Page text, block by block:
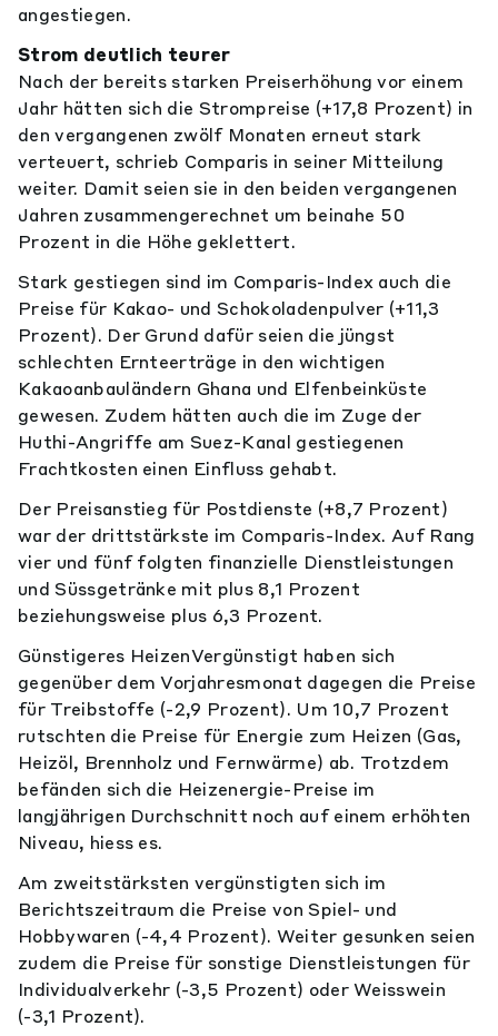
angestiegen.
Strom deutlich teurer
Nach der bereits starken Preiserhöhung vor einem
Jahr hätten sich die Strompreise (+17,8 Prozent) in
den vergangenen zwölf Monaten erneut stark
verteuert, schrieb Comparis in seiner Mitteilung
weiter. Damit seien sie in den beiden vergangenen
Jahren zusammengerechnet um beinahe 50
Prozent in die Höhe geklettert.
Stark gestiegen sind im Comparis-Index auch die
Preise für Kakao- und Schokoladenpulver (+11,3
Prozent). Der Grund dafür seien die jüngst
schlechten Ernteerträge in den wichtigen
Kakaoanbauländern Ghana und Elfenbeinküste
gewesen. Zudem hätten auch die im Zuge der
Huthi-Angriffe am Suez-Kanal gestiegenen
Frachtkosten einen Einfluss gehabt.
Der Preisanstieg für Postdienste (+8,7 Prozent)
war der drittstärkste im Comparis-Index. Auf Rang
vier und fünf folgten finanzielle Dienstleistungen
und Süssgetränke mit plus 8,1 Prozent
beziehungsweise plus 6,3 Prozent.
Günstigeres HeizenVergünstigt haben sich
gegenüber dem Vorjahresmonat dagegen die Preise
für Treibstoffe (-2,9 Prozent). Um 10,7 Prozent
rutschten die Preise für Energie zum Heizen (Gas,
Heizöl, Brennholz und Fernwärme) ab. Trotzdem
befänden sich die Heizenergie-Preise im
langjährigen Durchschnitt noch auf einem erhöhten
Niveau, hiess es.
Am zweitstärksten vergünstigten sich im
Berichtszeitraum die Preise von Spiel- und
Hobbywaren (-4,4 Prozent). Weiter gesunken seien
zudem die Preise für sonstige Dienstleistungen für
Individualverkehr (-3,5 Prozent) oder Weisswein
(-3,1 Prozent).